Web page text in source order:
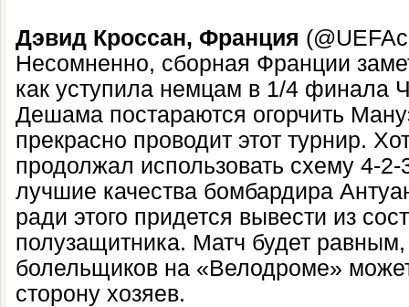
Дэвид Кроссан, Франция
Несомненно, сборная Франции
как уступила немцам в 1/4 финала
Дешама постараются огорчить
прекрасно проводит этот турнир.
продолжал использовать схему 4-2-
лучшие качества бомбардира
ради этого придется вывести из
полузащитника. Матч будет
болельщиков на «Велодроме»
сторону хозяев.